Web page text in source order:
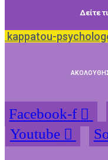
Δείτε
kappatou-
Facebook-f
Youtube